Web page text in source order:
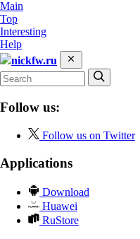
Main
Top
Interesting
Help
nickfw.ru
Follow us:
Follow us on Twitter
Applications
Download
Huawei
RuStore